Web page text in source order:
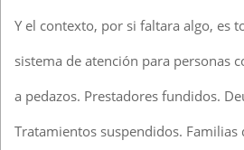
Y el contexto, por si faltara algo, es
sistema de atención para personas
a pedazos. Prestadores fundidos.
Tratamientos suspendidos. Familias